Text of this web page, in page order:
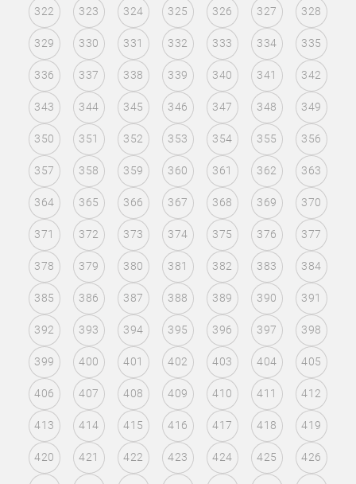
322 323 324 325 326 327 328
329 330 331 332 333 334 335
336 337 338 339 340 341 342
343 344 345 346 347 348 349
350 351 352 353 354 355 356
357 358 359 360 361 362 363
364 365 366 367 368 369 370
371 372 373 374 375 376 377
378 379 380 381 382 383 384
385 386 387 388 389 390 391
392 393 394 395 396 397 398
399 400 401 402 403 404 405
406 407 408 409 410 411 412
413 414 415 416 417 418 419
420 421 422 423 424 425 426